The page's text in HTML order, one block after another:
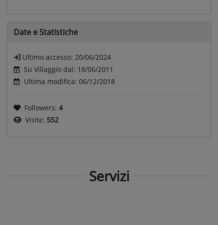
Date e Statistiche
Ultimo accesso: 20/06/2024
Su Villaggio dal: 18/06/2011
Ultima modifica: 06/12/2018
Followers: 4
Visite: 552
Servizi